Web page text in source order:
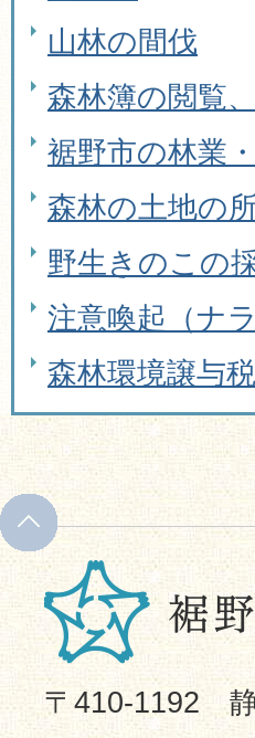
山林の間伐
森林簿の閲覧
裾野市の林業
森林の土地の
野生きのこの
注意喚起（ナ
森林環境譲与
〒410-1192